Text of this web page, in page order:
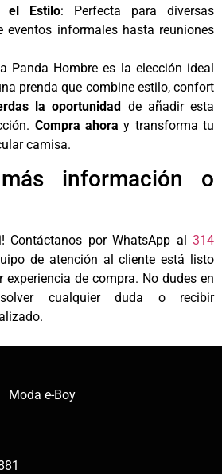
el Estilo: Perfecta para diversas
eventos informales hasta reuniones
Panda Hombre es la elección ideal
prenda que combine estilo, confort
la oportunidad de añadir esta
Compra ahora y transforma tu
camisa.
información o
Contáctanos por WhatsApp al 314
de atención al cliente está listo
experiencia de compra. No dudes en
cualquier duda o recibir
Moda e-Boy